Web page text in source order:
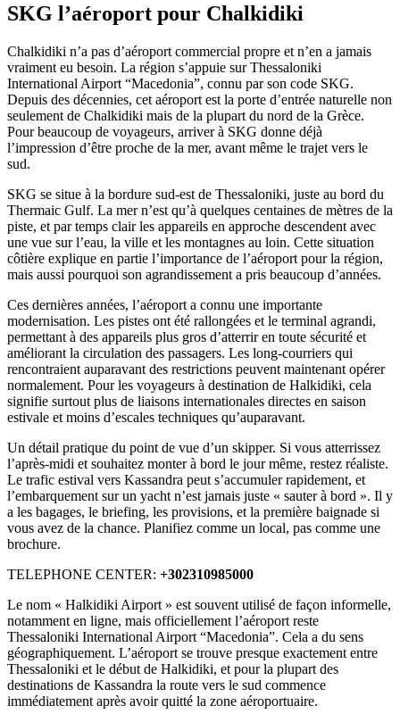
SKG l’aéroport pour Chalkidiki
Chalkidiki n’a pas d’aéroport commercial propre et n’en a jamais
vraiment eu besoin. La région s’appuie sur Thessaloniki
International Airport “Macedonia”, connu par son code SKG.
Depuis des décennies, cet aéroport est la porte d’entrée naturelle non
seulement de Chalkidiki mais de la plupart du nord de la Grèce.
Pour beaucoup de voyageurs, arriver à SKG donne déjà
l’impression d’être proche de la mer, avant même le trajet vers le
sud.
SKG se situe à la bordure sud-est de Thessaloniki, juste au bord du
Thermaic Gulf. La mer n’est qu’à quelques centaines de mètres de la
piste, et par temps clair les appareils en approche descendent avec
une vue sur l’eau, la ville et les montagnes au loin. Cette situation
côtière explique en partie l’importance de l’aéroport pour la région,
mais aussi pourquoi son agrandissement a pris beaucoup d’années.
Ces dernières années, l’aéroport a connu une importante
modernisation. Les pistes ont été rallongées et le terminal agrandi,
permettant à des appareils plus gros d’atterrir en toute sécurité et
améliorant la circulation des passagers. Les long-courriers qui
rencontraient auparavant des restrictions peuvent maintenant opérer
normalement. Pour les voyageurs à destination de Halkidiki, cela
signifie surtout plus de liaisons internationales directes en saison
estivale et moins d’escales techniques qu’auparavant.
Un détail pratique du point de vue d’un skipper. Si vous atterrissez
l’après-midi et souhaitez monter à bord le jour même, restez réaliste.
Le trafic estival vers Kassandra peut s’accumuler rapidement, et
l’embarquement sur un yacht n’est jamais juste « sauter à bord ». Il y
a les bagages, le briefing, les provisions, et la première baignade si
vous avez de la chance. Planifiez comme un local, pas comme une
brochure.
TELEPHONE CENTER: +302310985000
Le nom « Halkidiki Airport » est souvent utilisé de façon informelle,
notamment en ligne, mais officiellement l’aéroport reste
Thessaloniki International Airport “Macedonia”. Cela a du sens
géographiquement. L’aéroport se trouve presque exactement entre
Thessaloniki et le début de Halkidiki, et pour la plupart des
destinations de Kassandra la route vers le sud commence
immédiatement après avoir quitté la zone aéroportuaire.